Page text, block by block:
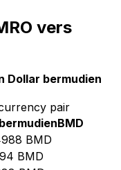
vers
Dollar bermudien
pair
BMD
BMD
BMD